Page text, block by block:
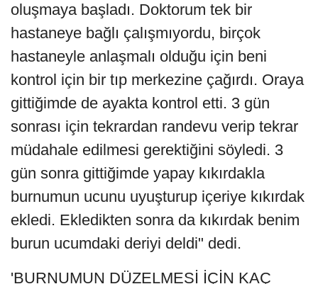
oluşmaya başladı. Doktorum tek bir
hastaneye bağlı çalışmıyordu, birçok
hastaneyle anlaşmalı olduğu için beni
kontrol için bir tıp merkezine çağırdı. Oraya
gittiğimde de ayakta kontrol etti. 3 gün
sonrası için tekrardan randevu verip tekrar
müdahale edilmesi gerektiğini söyledi. 3
gün sonra gittiğimde yapay kıkırdakla
burnumun ucunu uyuşturup içeriye kıkırdak
ekledi. Ekledikten sonra da kıkırdak benim
burun ucumdaki deriyi deldi" dedi.
'BURNUMUN DÜZELMESİ İÇİN KAÇ